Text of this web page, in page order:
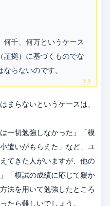
何千、何万というケース
証拠）に基づくものでな
らないのです。
まらないというケースは、
一切勉強しなかった」「模
遣いがもらえた」など、ユ
てきた人がいますが、他の
「模試の成績に応じて親か
法を用いて勉強したところ
たら難しいでしょう。